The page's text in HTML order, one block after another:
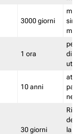
3000 giorni
1 ora
di un
10 anni
attiva
30 giorni
la